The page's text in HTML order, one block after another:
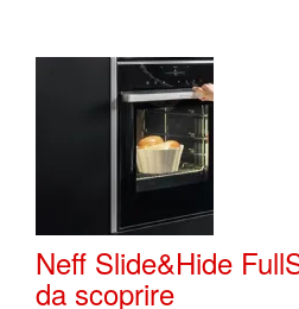
Neff Slide&Hide
da scoprire